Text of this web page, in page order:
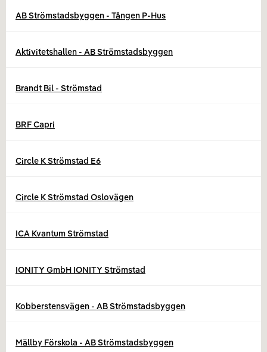
AB Strömstadsbyggen - Tången P-Hus
Aktivitetshallen - AB Strömstadsbyggen
Brandt Bil - Strömstad
BRF Capri
Circle K Strömstad E6
Circle K Strömstad Oslovägen
ICA Kvantum Strömstad
IONITY GmbH IONITY Strömstad
Kobberstensvägen - AB Strömstadsbyggen
Mällby Förskola - AB Strömstadsbyggen